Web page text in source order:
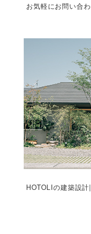
お気軽にお問い合わ
HOTOLIの建築設